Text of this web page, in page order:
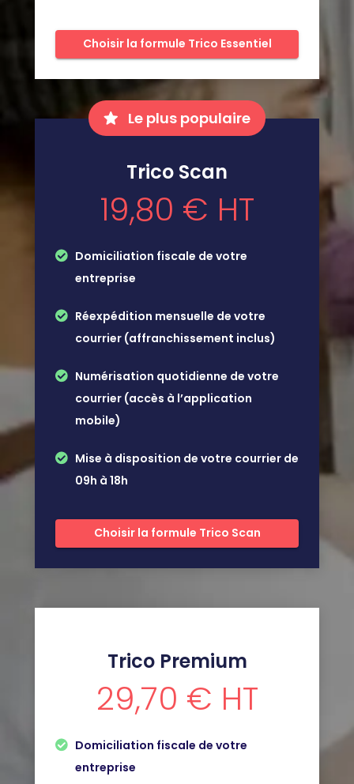
Choisir la formule Trico Essentiel
Le plus populaire
Trico Scan
19,80 € HT
Domiciliation fiscale de votre
entreprise
Réexpédition mensuelle de votre
courrier (affranchissement inclus)
Numérisation quotidienne de votre
courrier (accès à l’application
mobile)
Mise à disposition de votre courrier de
09h à 18h
Choisir la formule Trico Scan
Trico Premium
29,70 € HT
Domiciliation fiscale de votre
entreprise